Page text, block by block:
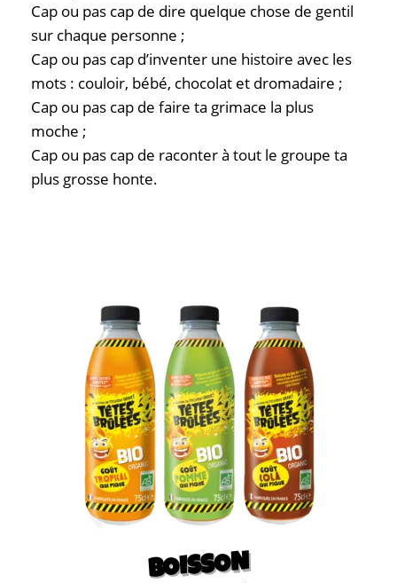
Cap ou pas cap de dire quelque chose de gentil
sur chaque personne ;
Cap ou pas cap d’inventer une histoire avec les
mots : couloir, bébé, chocolat et dromadaire ;
Cap ou pas cap de faire ta grimace la plus
moche ;
Cap ou pas cap de raconter à tout le groupe ta
plus grosse honte.
BOISSON